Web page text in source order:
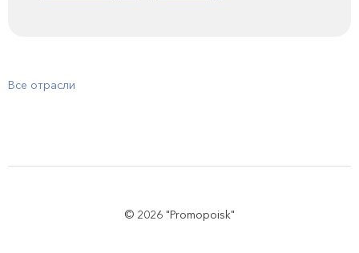
Все отрасли
© 2026 "Promopoisk"